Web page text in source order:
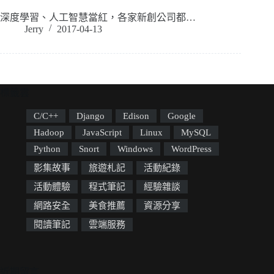
深度學習、人工智慧當紅，各家新創公司都…
Jerry
2017-04-13
C/C++ Django Edison
Google
Hadoop
JavaScript Linux
MySQL
Python
Snort Windows
WordPress
影集故事
旅遊札記
活動紀錄
活動體驗
程式筆記
經驗雜談
網路安全
美食推薦
資源分享
閱讀筆記
雲端服務